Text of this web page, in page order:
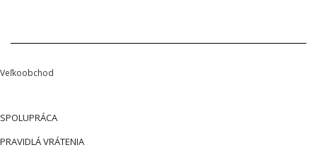
Veľkoobchod
SPOLUPRÁCA
PRAVIDLÁ VRÁTENIA